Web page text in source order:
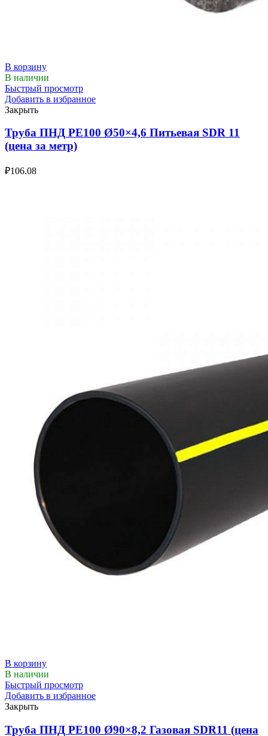
В корзину
В наличии
Быстрый просмотр
Добавить в избранное
Закрыть
Труба ПНД РЕ100 Ø50×4,6 Питьевая SDR 11
(цена за метр)
₽106.08
В корзину
В наличии
Быстрый просмотр
Добавить в избранное
Закрыть
Труба ПНД РЕ100 Ø90×8,2 Газовая SDR11 (цена